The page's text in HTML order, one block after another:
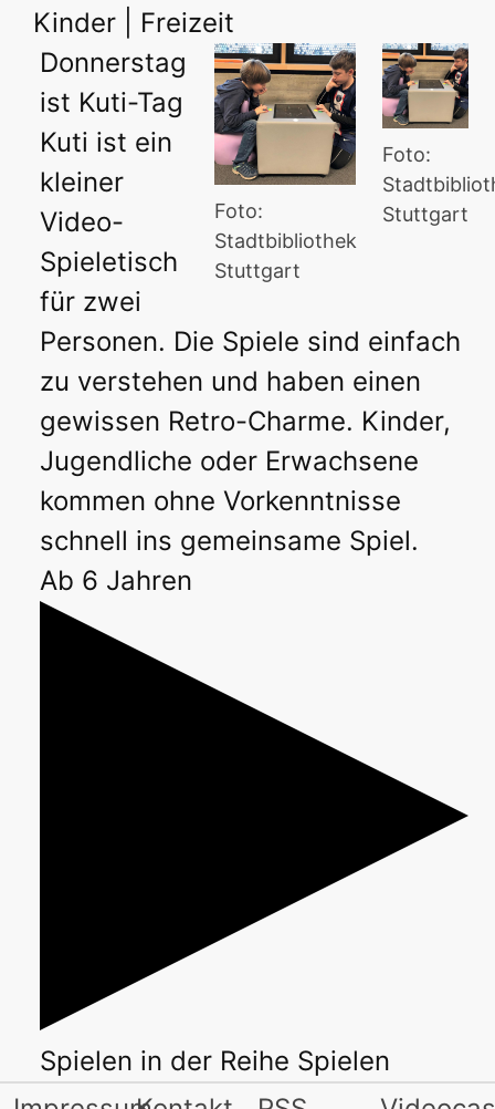
Kinder | Freizeit
Foto:
Stuttgart
Foto:
Stadtbibliothek
Stuttgart
Donnerstag
ist Kuti-Tag
Kuti ist ein
kleiner
Video-
Spieletisch
für zwei
Personen. Die Spiele sind einfach
zu verstehen und haben einen
gewissen Retro-Charme. Kinder,
Jugendliche oder Erwachsene
kommen ohne Vorkenntnisse
schnell ins gemeinsame Spiel.
Ab 6 Jahren
Spielen in der Reihe Spielen